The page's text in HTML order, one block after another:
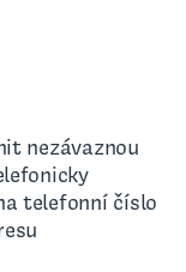
nezávaznou
telefonní číslo